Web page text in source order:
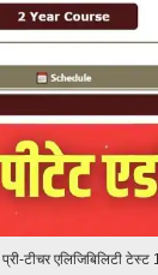
प्री-टीचर एलिजिबिलिटी